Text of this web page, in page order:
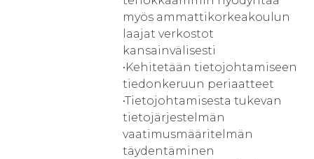
myös ammattikorkeakoulun
laajat verkostot
kansainvälisesti
•Kehitetään tietojohtamiseen
tiedonkeruun periaatteet
•Tietojohtamisesta tukevan
tietojärjestelmän
vaatimusmääritelmän
täydentäminen